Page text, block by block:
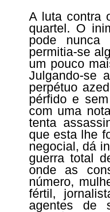
A luta contra
quartel. O
pode nunca
permitia-se
um pouco
Julgando-se
perpétuo
pérfido e
com uma
tenta
que esta lhe
negocial, dá
guerra total
onde as
número,
fértil,
agentes de